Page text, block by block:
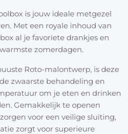
om een optioneel
gemonteerde zijrails
verschillende accessoires
de mogelijkheden
picknicken of een dagje
DeWalt Coolbox staat altijd
en duurzaam, deze
geslaagd buitenavontuur.
is jouw ideale metgezel
Met een royale inhoud van
al je favoriete drankjes en
zomerdagen.
Roto-malontwerp, is deze
zwaarste behandeling en
om je eten en drinken
Gemakkelijk te openen
voor een veilige sluiting,
zorgt voor superieure